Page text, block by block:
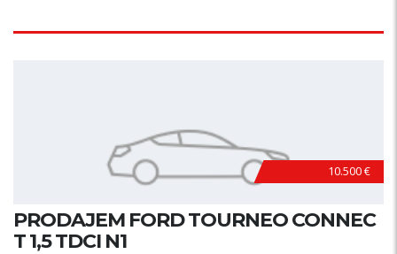
10.500 €
PRODAJEM FORD TOURNEO CONNEC
T 1,5 TDCI N1